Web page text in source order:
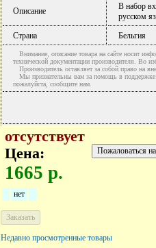
Описание
В набор
русском
Страна
Бельгия
Внимание, описание товара на сайте носит
технической документации производителя. Во
Производитель оставляет за собой право на
Мы признательны вам за помощь в поддержке
пожалуйста, сообщите нам.
отсутствует
Цена:
1665 р.
нет
Недавно просмотренные товары